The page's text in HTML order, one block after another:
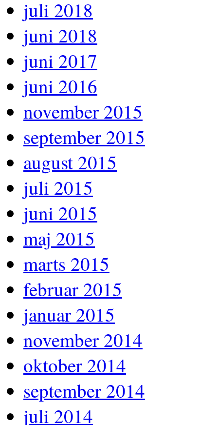
juli 2018
juni 2018
juni 2017
juni 2016
november 2015
september 2015
august 2015
juli 2015
juni 2015
maj 2015
marts 2015
februar 2015
januar 2015
november 2014
oktober 2014
september 2014
juli 2014